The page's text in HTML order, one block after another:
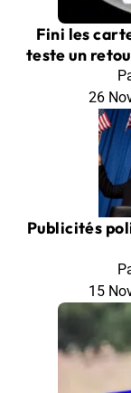
Fini les
teste un
26
Publicités
15